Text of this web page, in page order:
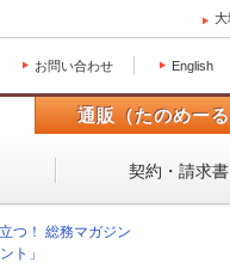
大
お問い合わせ English
通販（たのめーる
契約・請求書
つ！ 総務マガジン
ト」